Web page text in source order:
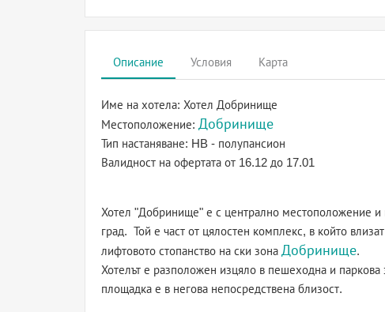
Описание Условия Карта
Име на хотела: Хотел Добринище
Местоположение: Добринище
Тип настаняване: HB - полупансион
Валидност на офертата от 16.12 до 17.01
Хотел "Добринище" е с централно местоположение
град. Той е част от цялостен комплекс, в който
лифтовото стопанство на ски зона Добринище.
Хотелът е разположен изцяло в пешеходна и паркова
площадка е в негова непосредствена близост.